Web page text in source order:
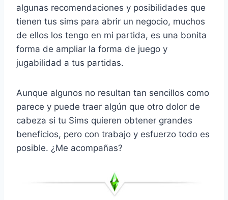
algunas recomendaciones y posibilidades que
tienen tus sims para abrir un negocio, muchos
de ellos los tengo en mi partida, es una bonita
forma de ampliar la forma de juego y
jugabilidad a tus partidas.
Aunque algunos no resultan tan sencillos como
parece y puede traer algún que otro dolor de
cabeza si tu Sims quieren obtener grandes
beneficios, pero con trabajo y esfuerzo todo es
posible. ¿Me acompañas?